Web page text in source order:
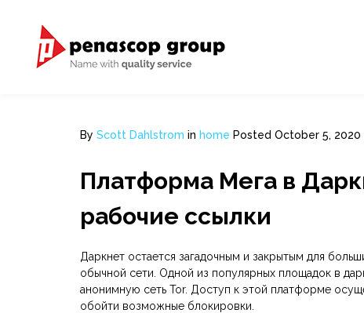
By Scott Dahlstrom in home Posted October 5, 2020
Платформа Мега в
рабочие ссылки
Даркнет остается загадочным и закрытым для
обычной сети. Одной из популярных площадок в
анонимную сеть Tor. Доступ к этой платформе
обойти возможные блокировки.